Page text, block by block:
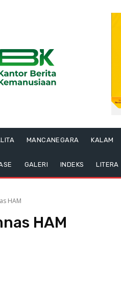
MANCANEGARA KALAM
GALERI INDEKS LITERA
HAM
HAM